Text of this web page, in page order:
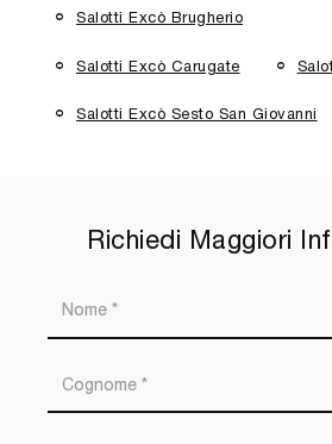
Salotti Excò Brugherio
Salotti Excò Carugate
Salotti Excò Sesto San Giovanni
Richiedi Maggiori